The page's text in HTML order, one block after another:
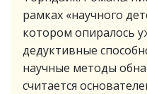
рамках «научного
котором опиралось
дедуктивные
научные методы
считается